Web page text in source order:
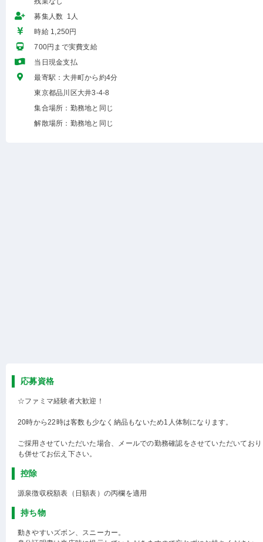
募集人数 1人
時給 1,250円
700円まで実費支給
当日現金支払
最寄駅：大井町から約4分
東京都品川区大井3-4-8
集合場所：勤務地と同じ
解散場所：勤務地と同じ
応募資格
☆ファミマ経験者大歓迎！
20時から22時は客数も少なく納品もないため1人体制になります。
ご採用させていただいた場合、メールでの勤務確認をさせていただいてお
も併せてお伝え下さい。
控除
源泉徴収税額表（日額表）の丙欄を適用
持ち物
動きやすいズボン、スニーカー。